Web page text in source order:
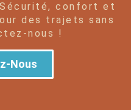
confort et
des trajets sans
nous !
Nous